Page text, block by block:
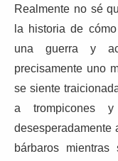
Realmente no sé
la historia de
una guerra y
precisamente uno
se siente
a trompicones y
desesperadamente
bárbaros